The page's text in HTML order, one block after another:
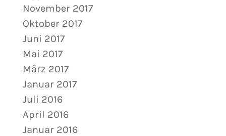
November 2017
Oktober 2017
Juni 2017
Mai 2017
März 2017
Januar 2017
Juli 2016
April 2016
Januar 2016